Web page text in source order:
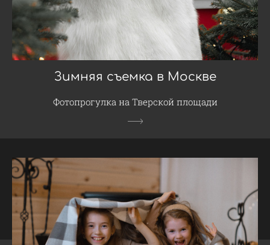
Зимняя съемка в Москве
Фотопрогулка на Тверской площади